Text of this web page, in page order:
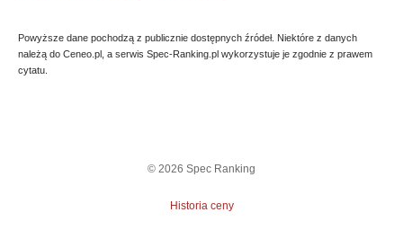
Powyższe dane pochodzą z publicznie dostępnych źródeł. Niektóre z danych
należą do Ceneo.pl, a serwis Spec-Ranking.pl wykorzystuje je zgodnie z prawem
cytatu.
© 2026 Spec Ranking
Historia ceny